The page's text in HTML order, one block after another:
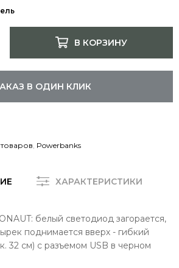
В КОРЗИНУ
В ОДИН КЛИК
Powerbanks
ХАРАКТЕРИСТИКИ
белый светодиод загорается,
поднимается вверх - гибкий
32 см) с разъемом USB в черном